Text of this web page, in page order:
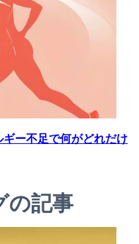
ー不足で何がどれだけ
の記事